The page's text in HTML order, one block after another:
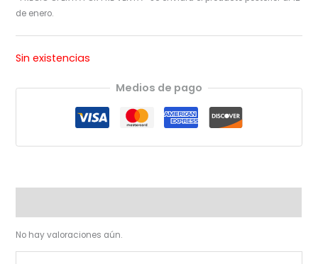
de enero.
Sin existencias
Medios de pago
No hay valoraciones aún.